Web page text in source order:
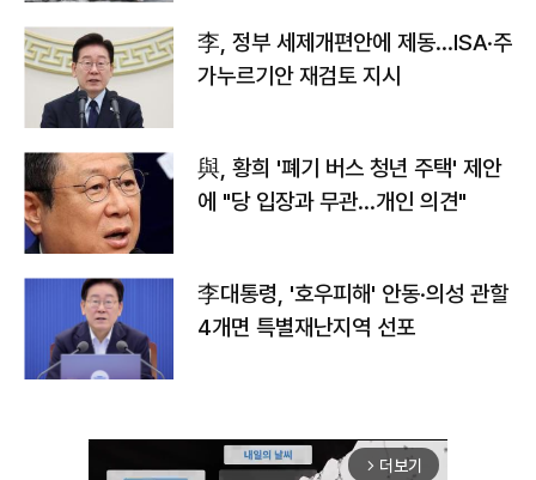
李, 정부 세제개편안에 제동…ISA·주
가누르기안 재검토 지시
與, 황희 '폐기 버스 청년 주택' 제안
에 "당 입장과 무관…개인 의견"
李대통령, '호우피해' 안동·의성 관할
4개면 특별재난지역 선포
arrow_forward_ios 더보기